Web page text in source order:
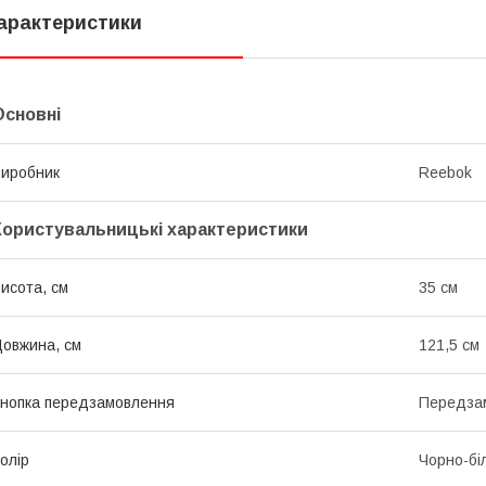
Reebok
характеристики
см 35 см
см 121,5 см
передзамовлення
Чорно-